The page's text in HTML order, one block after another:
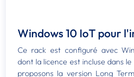
Windows 10 IoT pour
Ce rack est configuré avec
dont la licence est incluse dans
proposons la version Long